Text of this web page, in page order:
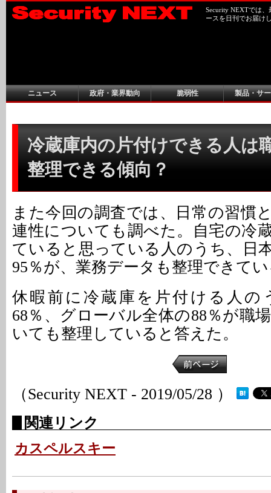
Security NEXTでは
ースを日刊でお届け
ニュース 政府・業界動向 脆弱性 製品・サ
冷蔵庫内の片付けできる人は
整理できる傾向？
また今回の調査では、日常の習慣
連性についても調べた。自宅の冷
ていると思っている人のうち、日
95％が、業務データも整理できて
休暇前に冷蔵庫を片付ける人の
68％、グローバル全体の88％が職
いても整理していると答えた。
（Security NEXT - 2019/05/28 ）
関連リンク
カスペルスキー